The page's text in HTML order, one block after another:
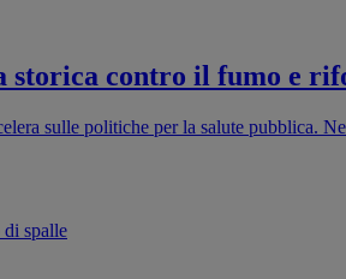
storica contro il fumo e
sulle politiche per la salute pubblica.